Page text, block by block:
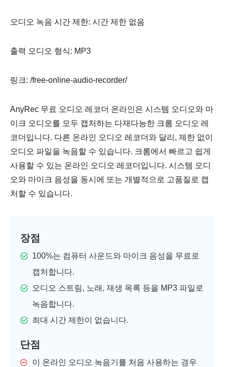
오디오 녹음 시간 제한: 시간 제한 없음
출력 오디오 형식: MP3
링크: /free-online-audio-recorder/
AnyRec 무료 오디오 레코더 온라인은 시스템 오디오와 마
이크 오디오를 모두 캡처하는 다재다능한 크롬 오디오 레
코더입니다. 다른 온라인 오디오 레코더와 달리, 제한 없이
오디오 파일을 녹음할 수 있습니다. 크롬에서 빠르고 쉽게
사용할 수 있는 온라인 오디오 레코더입니다. 시스템 오디
오와 마이크 음성을 동시에 또는 개별적으로 고품질로 캡
처할 수 있습니다.
장점
100%는 컴퓨터 사운드와 마이크 음성을 무료로
캡처합니다.
오디오 스트림, 노래, 재생 목록 등을 MP3 파일로
녹음합니다.
최대 시간 제한이 없습니다.
단점
이 온라인 오디오 녹음기를 처음 사용하는 경우